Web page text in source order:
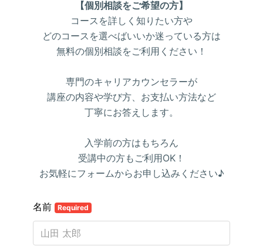
【個別相談をご希望の方】
コースを詳しく知りたい方や
どのコースを選べばいいか迷っている方は
無料の個別相談をご利用ください！
専門のキャリアカウンセラーが
講座の内容や学び方、お支払い方法など
丁寧にお答えします。
入学前の方はもちろん
受講中の方もご利用OK！
お気軽にフォームからお申し込みください♪
名前 Required